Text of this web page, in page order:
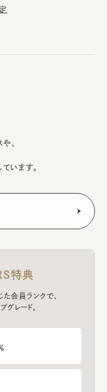
、
います。
特典
会員ランクで、
レード。